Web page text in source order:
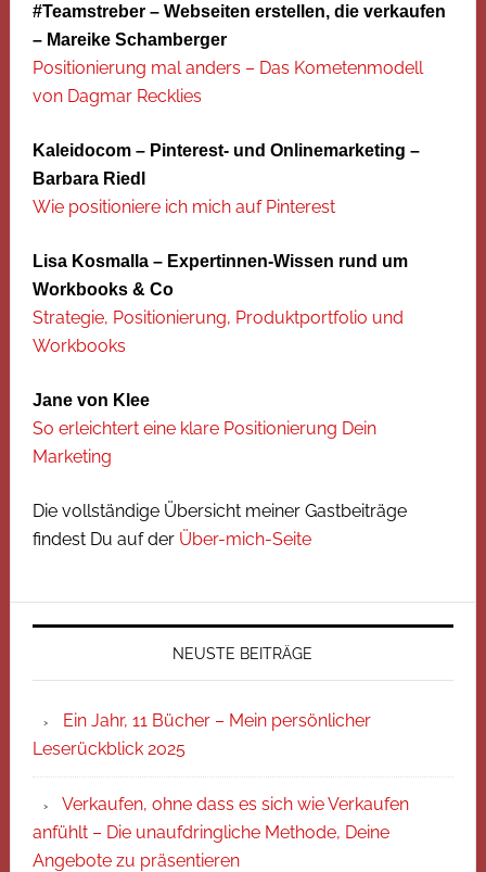
#Teamstreber – Webseiten erstellen, die verkaufen
– Mareike Schamberger
Positionierung mal anders – Das Kometenmodell
von Dagmar Recklies
Kaleidocom – Pinterest- und Onlinemarketing –
Barbara Riedl
Wie positioniere ich mich auf Pinterest
Lisa Kosmalla – Expertinnen-Wissen rund um
Workbooks & Co
Strategie, Positionierung, Produktportfolio und
Workbooks
Jane von Klee
So erleichtert eine klare Positionierung Dein
Marketing
Die vollständige Übersicht meiner Gastbeiträge
findest Du auf der Über-mich-Seite
NEUSTE BEITRÄGE
Ein Jahr, 11 Bücher – Mein persönlicher
Leserückblick 2025
Verkaufen, ohne dass es sich wie Verkaufen
anfühlt – Die unaufdringliche Methode, Deine
Angebote zu präsentieren